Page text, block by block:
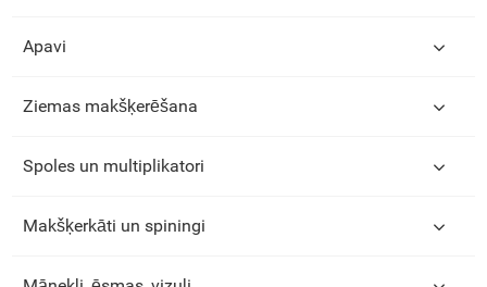
Apavi
Ziemas makšķerēšana
Spoles un multiplikatori
Makšķerkāti un spiningi